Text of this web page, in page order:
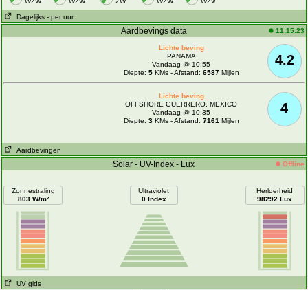
Dagelijks - per uur
Aardbevings data 11:15:23
4.2
Lichte beving
PANAMA
Vandaag @ 10:55
Diepte: 5KMs - Afstand: 6587Mijlen
4
Lichte beving
OFFSHORE GUERRERO, MEXICO
Vandaag @ 10:35
Diepte: 3KMs - Afstand: 7161 Mijlen
Aardbevingen
Solar - UV-Index - Lux Offline
Zonnestraling
803 W/m²
Ultraviolet
0 Index
Herlderheid
98292 Lux
UV gids